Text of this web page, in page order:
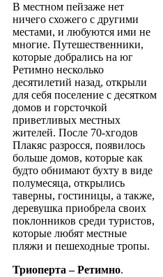
В местном пейзаже нет
ничего схожего с другими
местами, и любуются ими не
многие. Путешественники,
которые добрались на юг
Ретимно несколько
десятилетий назад, открыли
для себя поселение с десятком
домов и горсточкой
приветливых местных
жителей. После 70-хгодов
Плакяс разросся, появилось
больше домов, которые как
будто обнимают бухту в виде
полумесяца, открылись
таверны, гостиницы, а также,
деревушка приобрела своих
поклонников среди туристов,
которые любят местные
пляжи и пешеходные тропы.
Триоперта – Ретимно.